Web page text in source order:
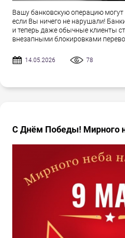
Вашу банковскую операцию
если Вы ничего не нарушали!
и теперь даже обычные клиенты
внезапными блокировками
14.05.2026 78
С Днём Победы! Мирного